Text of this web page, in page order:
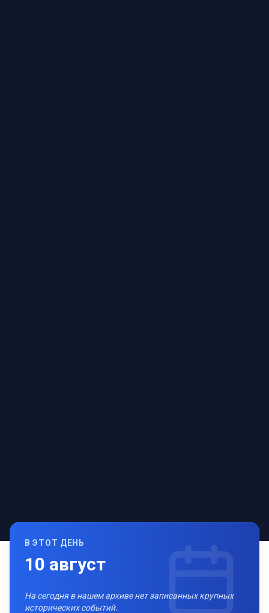
В ЭТОТ ДЕНЬ
10 август
На сегодня в нашем архиве нет записанных крупных
исторических событий.